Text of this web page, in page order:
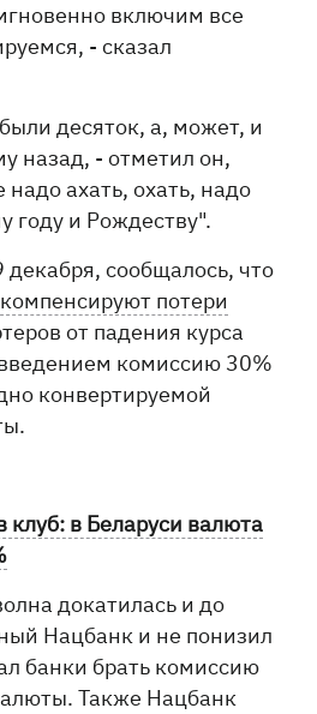
включим все
- сказал
десяток, а, может, и
назад, - отметил он,
ахать, охать, надо
году и Рождеству".
декабря, сообщалось, что
компенсируют потери
от падения курса
комиссию 30%
конвертируемой
клуб: в Беларуси валюта
докатилась и до
Нацбанк и не понизил
банки брать комиссию
Также Нацбанк